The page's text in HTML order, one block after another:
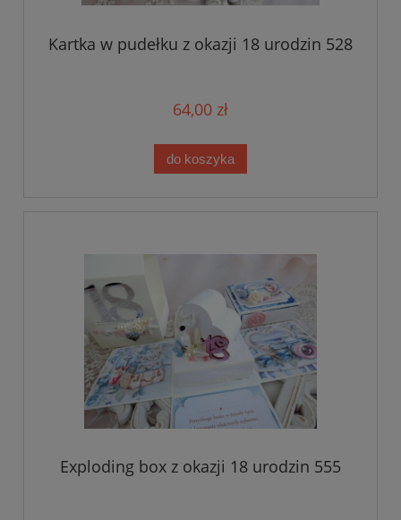
Kartka w pudełku z okazji 18 urodzin 528
64,00 zł
do koszyka
Exploding box z okazji 18 urodzin 555